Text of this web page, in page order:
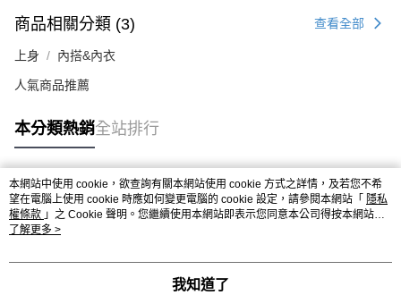
商品相關分類 (3) 查看全部
上身 內搭&內衣
人氣商品推薦
本分類熱銷全站排行
熱門標籤
本網站中使用 cookie，欲查詢有關本網站使用 cookie 方式之詳情，及若您不希
望在電腦上使用 cookie 時應如何變更電腦的 cookie 設定，請參閱本網站「 隱私
權條款 」之 Cookie 聲明。您繼續使用本網站即表示您同意本公司得按本網站使
用條款之 Cookie 聲明使用 cookie。
了解更多 >
我知道了